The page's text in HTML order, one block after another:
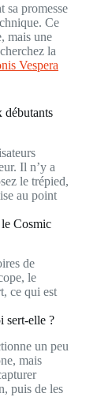
sa promesse
Ce
mais une
la
Vespera
débutants
Il n’y a
le trépied,
au point
Cosmic
de
le
ce qui est
sert-elle ?
un peu
mais
puis de les